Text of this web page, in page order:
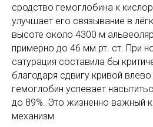
сродство гемоглобина к
улучшает его связывание в
высоте около 4300 м
примерно до 46 мм рт. ст. При
сатурация составила бы
благодаря сдвигу кривой
гемоглобин успевает
до 89%. Это жизненно важный
механизм.